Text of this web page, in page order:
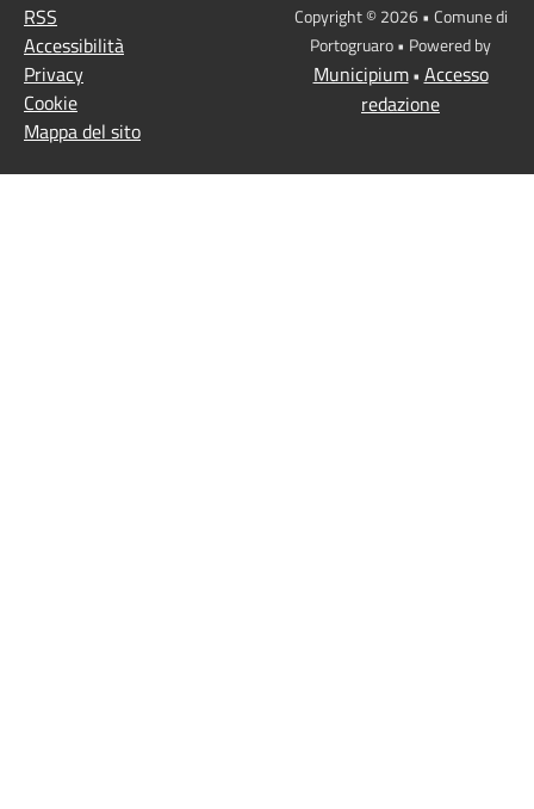
RSS
Accessibilità
Privacy
Cookie
Mappa del sito
Copyright © 2026 • Comune di
Portogruaro • Powered by
Municipium• Accesso
redazione